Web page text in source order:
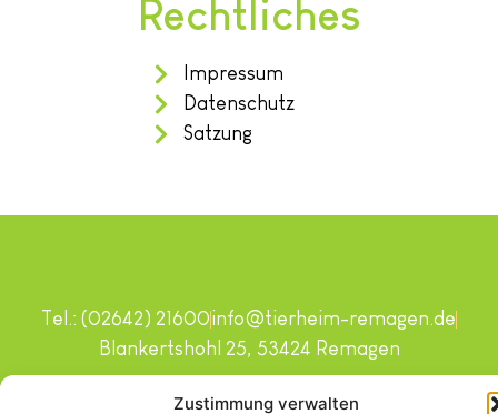
Zustimmung verwalten
Rechtliches
Impressum
Datenschutz
Satzung
Copyright © 2024. Alle Rechte vorbehalten.
Tel.: (02642) 21600info@tierheim-remagen.de
Blankertshohl 25, 53424 Remagen